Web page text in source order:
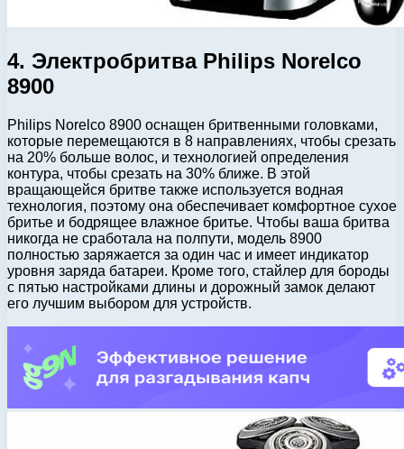
4. Электробритва Philips Norelco
8900
Philips Norelco 8900 оснащен бритвенными головками,
которые перемещаются в 8 направлениях, чтобы срезать
на 20% больше волос, и технологией определения
контура, чтобы срезать на 30% ближе. В этой
вращающейся бритве также используется водная
технология, поэтому она обеспечивает комфортное сухое
бритье и бодрящее влажное бритье. Чтобы ваша бритва
никогда не сработала на полпути, модель 8900
полностью заряжается за один час и имеет индикатор
уровня заряда батареи. Кроме того, стайлер для бороды
с пятью настройками длины и дорожный замок делают
его лучшим выбором для устройств.